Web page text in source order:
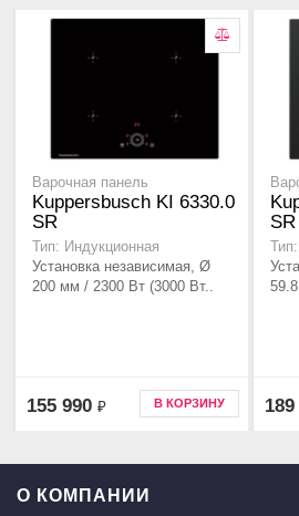
Варочная панель
Kuppersbusch KI 6330.0
SR
Тип: Индукционная
Установка независимая, Ø
200 мм / 2300 Вт (3000 Вт..
155 990 ₽ В КОРЗИНУ
SR
О КОМПАНИИ